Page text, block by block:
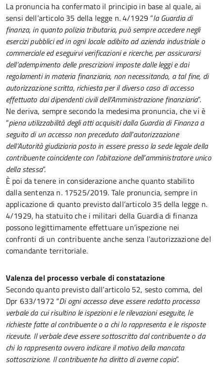
La pronuncia ha confermato il principio in base al quale, ai
sensi dell’articolo 35 della legge n. 4/1929 “la Guardia di
finanza, in quanto polizia tributaria, può sempre accedere negli
esercizi pubblici ed in ogni locale adibito ad azienda industriale o
commerciale ed eseguirvi verificazioni e ricerche, per assicurarsi
dell’adempimento delle prescrizioni imposte dalle leggi e dai
regolamenti in materia finanziaria, non necessitando, a tal fine, di
autorizzazione scritta, richiesta per il diverso caso di accesso
effettuato dai dipendenti civili dell’Amministrazione finanziaria”.
Ne deriva, sempre secondo la medesima pronuncia, che vi è
“piena utilizzabilità degli atti acquisiti dalla Guardia di Finanza a
seguito di un accesso non preceduto dall’autorizzazione
dell’Autorità giudiziaria posto in essere presso la sede legale della
contribuente coincidente con l’abitazione dell’amministratore unico
della stessa”.
È poi da tenere in considerazione anche quanto stabilito
dalla sentenza n. 17525/2019. Tale pronuncia, sempre in
applicazione di quanto previsto dall’articolo 35 della legge n.
4/1929, ha statuito che i militari della Guardia di finanza
possono legittimamente effettuare un’ispezione nei
confronti di un contribuente anche senza l’autorizzazione del
comandante territoriale.
Valenza del processo verbale di constatazione
Secondo quanto previsto dall’articolo 52, sesto comma, del
Dpr 633/1972 “Di ogni accesso deve essere redatto processo
verbale da cui risultino le ispezioni e le rilevazioni eseguite, le
richieste fatte al contribuente o a chi lo rappresenta e le risposte
ricevute. Il verbale deve essere sottoscritto dal contribuente o da
chi lo rappresenta ovvero indicare il motivo della mancata
sottoscrizione. Il contribuente ha diritto di averne copia”.